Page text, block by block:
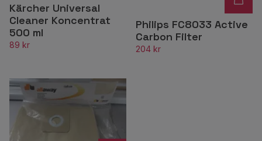
Kärcher Universal
Cleaner Koncentrat
500 ml
89 kr
Philips FC8033 Active
Carbon Filter
204 kr